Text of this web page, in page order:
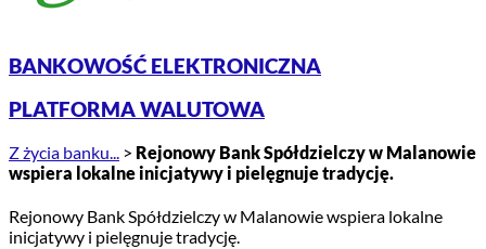
BANKOWOŚĆ ELEKTRONICZNA
PLATFORMA WALUTOWA
Z życia banku... > Rejonowy Bank Spółdzielczy w Malanowie
wspiera lokalne inicjatywy i pielęgnuje tradycję.
Rejonowy Bank Spółdzielczy w Malanowie wspiera lokalne
inicjatywy i pielęgnuje tradycję.